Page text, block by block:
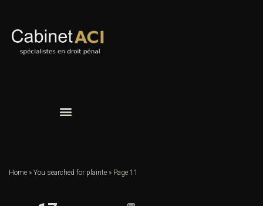
Home » You searched for plainte » Page 11